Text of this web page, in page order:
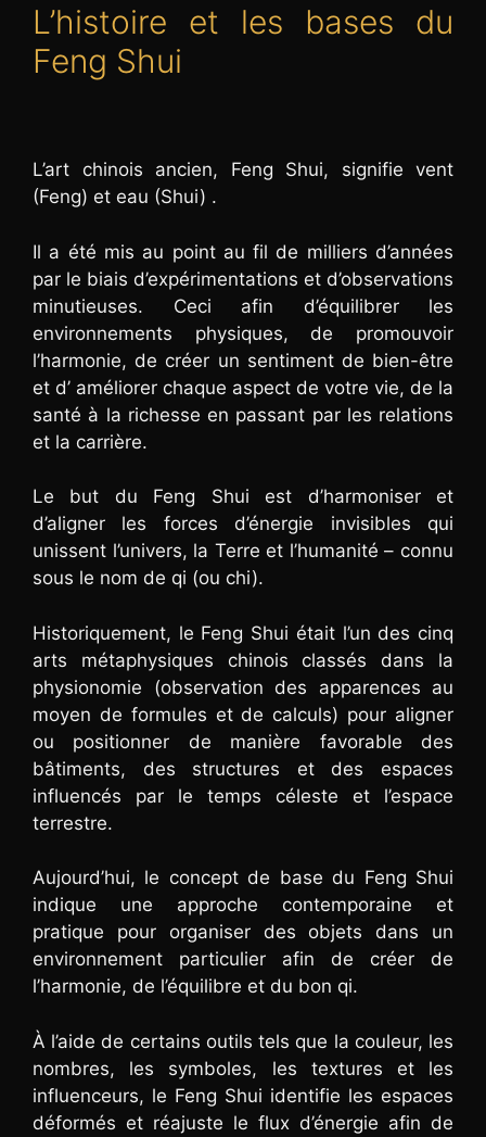
L’histoire et les bases du
Feng Shui
L’art chinois ancien, Feng Shui, signifie vent
(Feng) et eau (Shui) .
Il a été mis au point au fil de milliers d’années
par le biais d’expérimentations et d’observations
minutieuses. Ceci afin d’équilibrer les
environnements physiques, de promouvoir
l’harmonie, de créer un sentiment de bien-être
et d’ améliorer chaque aspect de votre vie, de la
santé à la richesse en passant par les relations
et la carrière.
Le but du Feng Shui est d’harmoniser et
d’aligner les forces d’énergie invisibles qui
unissent l’univers, la Terre et l’humanité – connu
sous le nom de qi (ou chi).
Historiquement, le Feng Shui était l’un des cinq
arts métaphysiques chinois classés dans la
physionomie (observation des apparences au
moyen de formules et de calculs) pour aligner
ou positionner de manière favorable des
bâtiments, des structures et des espaces
influencés par le temps céleste et l’espace
terrestre.
Aujourd’hui, le concept de base du Feng Shui
indique une approche contemporaine et
pratique pour organiser des objets dans un
environnement particulier afin de créer de
l’harmonie, de l’équilibre et du bon qi.
À l’aide de certains outils tels que la couleur, les
nombres, les symboles, les textures et les
influenceurs, le Feng Shui identifie les espaces
déformés et réajuste le flux d’énergie afin de